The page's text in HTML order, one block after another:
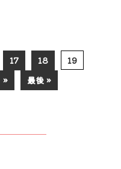
17 18
19
» 最後 »